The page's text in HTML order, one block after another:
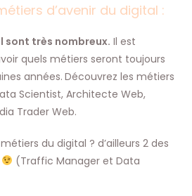
d’avenir du digital :
sont très nombreux. Il est
quels métiers seront toujours
années. Découvrez les métiers
Scientist, Architecte Web,
Trader Web.
du digital ? d’ailleurs 2 des
(Traffic Manager et Data